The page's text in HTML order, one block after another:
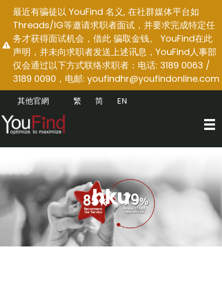
容
最近有骗徒以 YouFind 名义, 在社群媒体平台如
Threads/IG等邀请求职者面试，并要求完成特定任
务才获得面试机会，借此 骗取金钱。 YouFind在此
声明，并未向求职者发送上述讯息，YouFind人事部
仅会通过以下方式联络求职者：电话: 3189 0063 /
3189 0090，电邮: youfindhr@youfindonline.com
其他官網 EN
简
繁
hku